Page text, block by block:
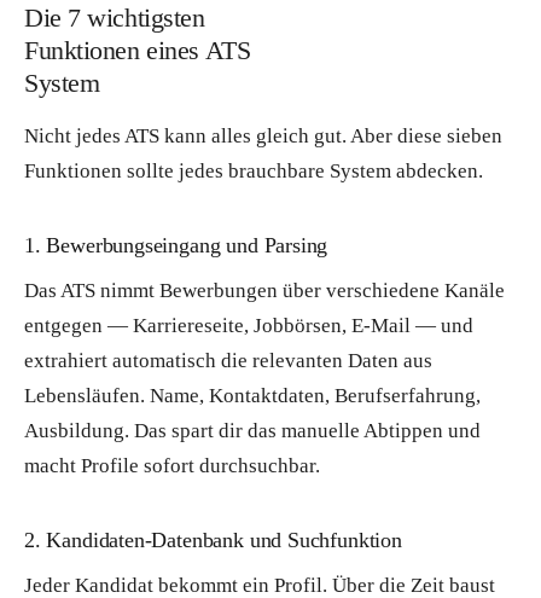
Die 7 wichtigsten
Funktionen eines ATS
System
Nicht jedes ATS kann alles gleich gut. Aber diese sieben
Funktionen sollte jedes brauchbare System abdecken.
1. Bewerbungseingang und Parsing
Das ATS nimmt Bewerbungen über verschiedene Kanäle
entgegen — Karriereseite, Jobbörsen, E-Mail — und
extrahiert automatisch die relevanten Daten aus
Lebensläufen. Name, Kontaktdaten, Berufserfahrung,
Ausbildung. Das spart dir das manuelle Abtippen und
macht Profile sofort durchsuchbar.
2. Kandidaten-Datenbank und Suchfunktion
Jeder Kandidat bekommt ein Profil. Über die Zeit baust